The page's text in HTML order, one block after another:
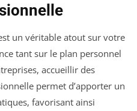
un véritable atout sur votre
tant sur le plan personnel
accueillir des
permet d’apporter un
favorisant ainsi